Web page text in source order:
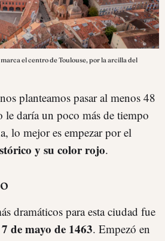
el centro de Toulouse, por la arcilla del
planteamos pasar al menos 48
le daría un poco más de tiempo
lo mejor es empezar por el
y su color rojo.
dramáticos para esta ciudad fue
de mayo de 1463. Empezó en